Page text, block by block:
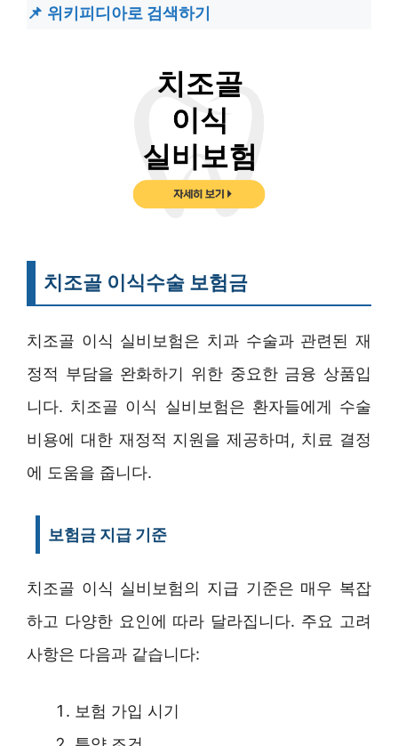
위키피디아로 검색하기
치조골 이식수술 보험금
치조골 이식 실비보험은 치과 수술과 관련된 재
정적 부담을 완화하기 위한 중요한 금융 상품입
니다. 치조골 이식 실비보험은 환자들에게 수술
비용에 대한 재정적 지원을 제공하며, 치료 결정
에 도움을 줍니다.
보험금 지급 기준
치조골 이식 실비보험의 지급 기준은 매우 복잡
하고 다양한 요인에 따라 달라집니다. 주요 고려
사항은 다음과 같습니다:
보험 가입 시기